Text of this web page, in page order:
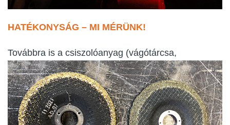
HATÉKONYSÁG – MI MÉRÜNK!
Továbbra is a csiszolóanyag (vágótárcsa,